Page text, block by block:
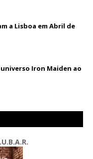
a Lisboa em Abril de
Iron Maiden ao